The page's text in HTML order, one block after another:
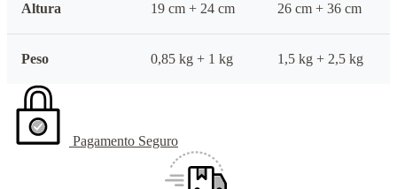
Altura 19 cm + 24 cm 26 cm + 36 cm
Peso 0,85 kg + 1 kg 1,5 kg + 2,5 kg
Pagamento Seguro